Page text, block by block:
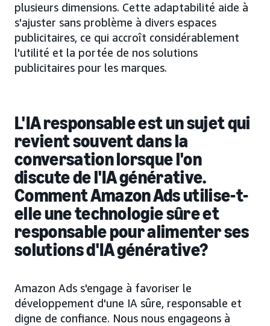
plusieurs dimensions. Cette adaptabilité aide à
s'ajuster sans problème à divers espaces
publicitaires, ce qui accroît considérablement
l'utilité et la portée de nos solutions
publicitaires pour les marques.
L'IA responsable est un sujet qui
revient souvent dans la
conversation lorsque l'on
discute de l'IA générative.
Comment Amazon Ads utilise-t-
elle une technologie sûre et
responsable pour alimenter ses
solutions d'IA générative?
Amazon Ads s'engage à favoriser le
développement d'une IA sûre, responsable et
digne de confiance. Nous nous engageons à